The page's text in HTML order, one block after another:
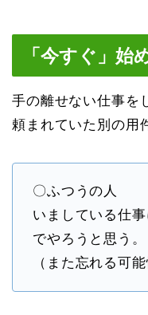
「今すぐ」始
手の離せない仕事を
頼まれていた別の用
〇ふつうの人
いましている仕
でやろうと思う。
（また忘れる可